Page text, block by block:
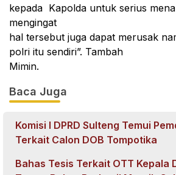
kepada Kapolda untuk serius
mengingat
hal tersebut juga dapat merusak
polri itu sendiri”. Tambah
Mimin.
Baca Juga
Komisi I DPRD Sulteng Temui
Terkait Calon DOB Tompotika
Bahas Tesis Terkait OTT Kepala